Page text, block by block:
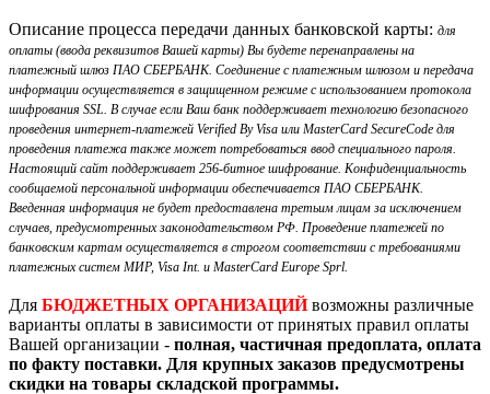
Описание процесса передачи данных банковской карты: для
оплаты (ввода реквизитов Вашей карты) Вы будете перенаправлены на
платежный шлюз ПАО СБЕРБАНК. Соединение с платежным шлюзом и передача
информации осуществляется в защищенном режиме с использованием протокола
шифрования SSL. В случае если Ваш банк поддерживает технологию безопасного
проведения интернет-платежей Verified By Visa или MasterCard SecureCode для
проведения платежа также может потребоваться ввод специального пароля.
Настоящий сайт поддерживает 256-битное шифрование. Конфиденциальность
сообщаемой персональной информации обеспечивается ПАО СБЕРБАНК.
Введенная информация не будет предоставлена третьим лицам за исключением
случаев, предусмотренных законодательством РФ. Проведение платежей по
банковским картам осуществляется в строгом соответствии с требованиями
платежных систем МИР, Visa Int. и MasterCard Europe Sprl.
Для БЮДЖЕТНЫХ ОРГАНИЗАЦИЙ возможны различные
варианты оплаты в зависимости от принятых правил оплаты
Вашей организации - полная, частичная предоплата, оплата
по факту поставки. Для крупных заказов предусмотрены
скидки на товары складской программы.